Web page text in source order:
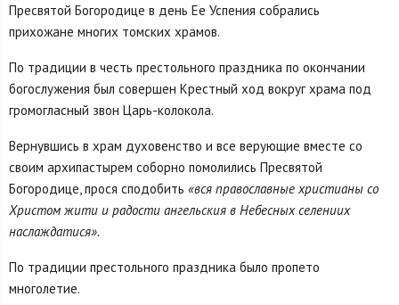
Пресвятой Богородице в день Ее Успения собрались
прихожане многих томских храмов.
По традиции в честь престольного праздника по окончании
богослужения был совершен Крестный ход вокруг храма под
громогласный звон Царь-колокола.
Вернувшись в храм духовенство и все верующие вместе со
своим архипастырем соборно помолились Пресвятой
Богородице, прося сподобить «вся православные христианы со
Христом жити и радости ангельския в Небесных селениих
наслаждатися».
По традиции престольного праздника было пропето
многолетие.